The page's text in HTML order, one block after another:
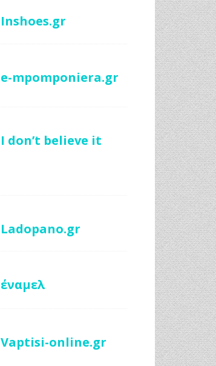
Inshoes.gr
e-mpomponiera.gr
I don’t believe it
Ladopano.gr
έναμελ
Vaptisi-online.gr